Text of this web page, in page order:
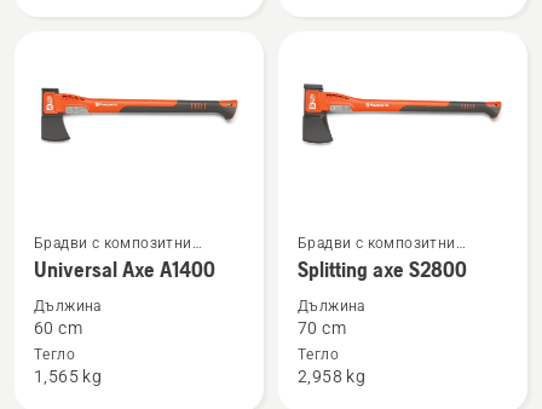
Вижте
повече
за
Universal
Axe
Брадви с композитни
ръкохватки
Universal Axe A1400
Дължина
60 cm
Тегло
1,565 kg
Вижте
повече
за
Splitting
axe
Брадви с композитни
ръкохватки
Splitting axe S2800
Дължина
70 cm
Тегло
2,958 kg